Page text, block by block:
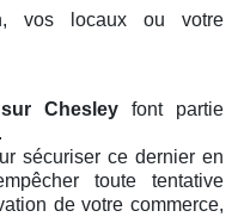
vos locaux ou votre
sur Chesley font partie
sécuriser ce dernier en
toute tentative
de votre commerce,